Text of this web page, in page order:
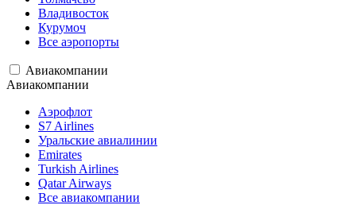
Владивосток
Курумоч
Все аэропорты
Авиакомпании
Авиакомпании
Аэрофлот
S7 Airlines
Уральские авиалинии
Emirates
Turkish Airlines
Qatar Airways
Все авиакомпании